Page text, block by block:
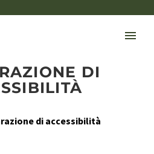
DI
di accessibilità